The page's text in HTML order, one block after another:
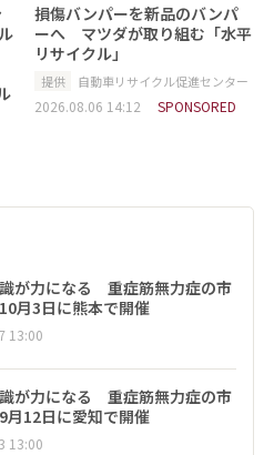
損傷バンパーを新品のバンパ
ーへ マツダが取り組む「水平
リサイクル」
提供 自動車リサイクル促進センター
2026.08.06 14:12 SPONSORED
が力になる 重症筋無力症の市
月3日に熊本で開催
13:00
が力になる 重症筋無力症の市
月12日に愛知で開催
13:00